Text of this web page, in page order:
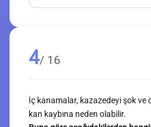
4/ 16
İç kanamalar, kazazedeyi şok ve
kan kaybına neden olabilir.